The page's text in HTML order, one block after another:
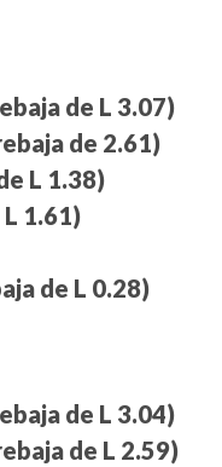
de L 3.07)
de 2.61)
L 1.38)
1.61)
de L 0.28)
de L 3.04)
de L 2.59)